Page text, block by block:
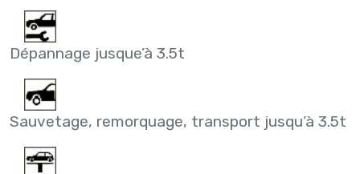
Dépannage jusque’à 3.5t
Sauvetage, remorquage, transport jusqu’à 3.5t